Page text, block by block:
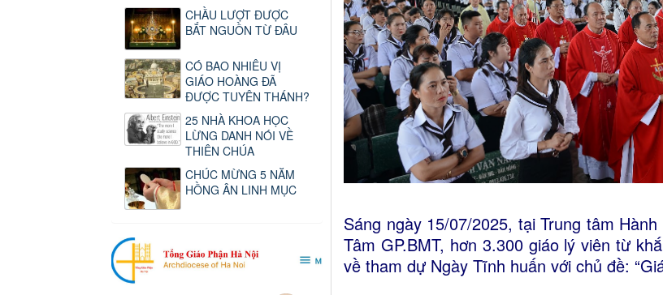
Sáng ngày 15/07/2025, tại Trung tâm
Tâm GP.BMT, hơn 3.300 giáo lý viên từ
về tham dự Ngày Tĩnh huấn với chủ đề:
CHẦU LƯỢT ĐƯỢC
BẮT NGUỒN TỪ ĐÂU
CÓ BAO NHIÊU VỊ
GIÁO HOÀNG ĐÃ
ĐƯỢC TUYÊN THÁNH?
25 NHÀ KHOA HỌC
LỪNG DANH NÓI VỀ
THIÊN CHÚA
CHÚC MỪNG 5 NĂM
HỒNG ÂN LINH MỤC